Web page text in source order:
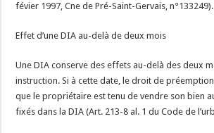
févier 1997, Cne de Pré-Saint-Gervais, n°133249).
Effet d’une DIA au-delà de deux mois
Une DIA conserve des effets au-delà des deux
instruction. Si à cette date, le droit de
que le propriétaire est tenu de vendre son bien
fixés dans la DIA (Art. 213-8 al. 1 du Code de